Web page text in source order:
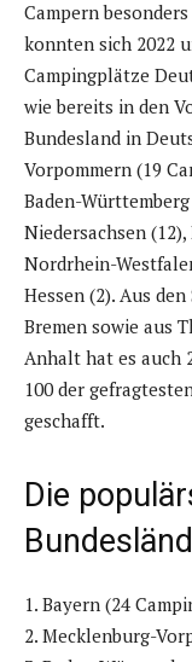
Campern
konnten sich 2022
Campingplätze
wie bereits in den
Bundesland in
Vorpommern (19
Baden-
Niedersachsen
Nordrhein-
Hessen (2). Aus
Bremen sowie aus
Anhalt hat es auch
100 der
geschafft.
Die
1. Bayern (24
2. Mecklenburg-